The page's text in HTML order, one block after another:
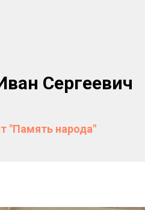
Сергеевич
"Память народа"